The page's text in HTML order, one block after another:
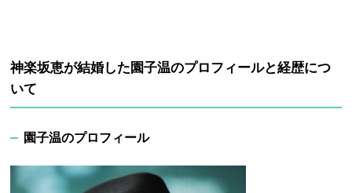
神楽坂恵が結婚した園子温のプロフィールと経歴につ
いて
園子温のプロフィール